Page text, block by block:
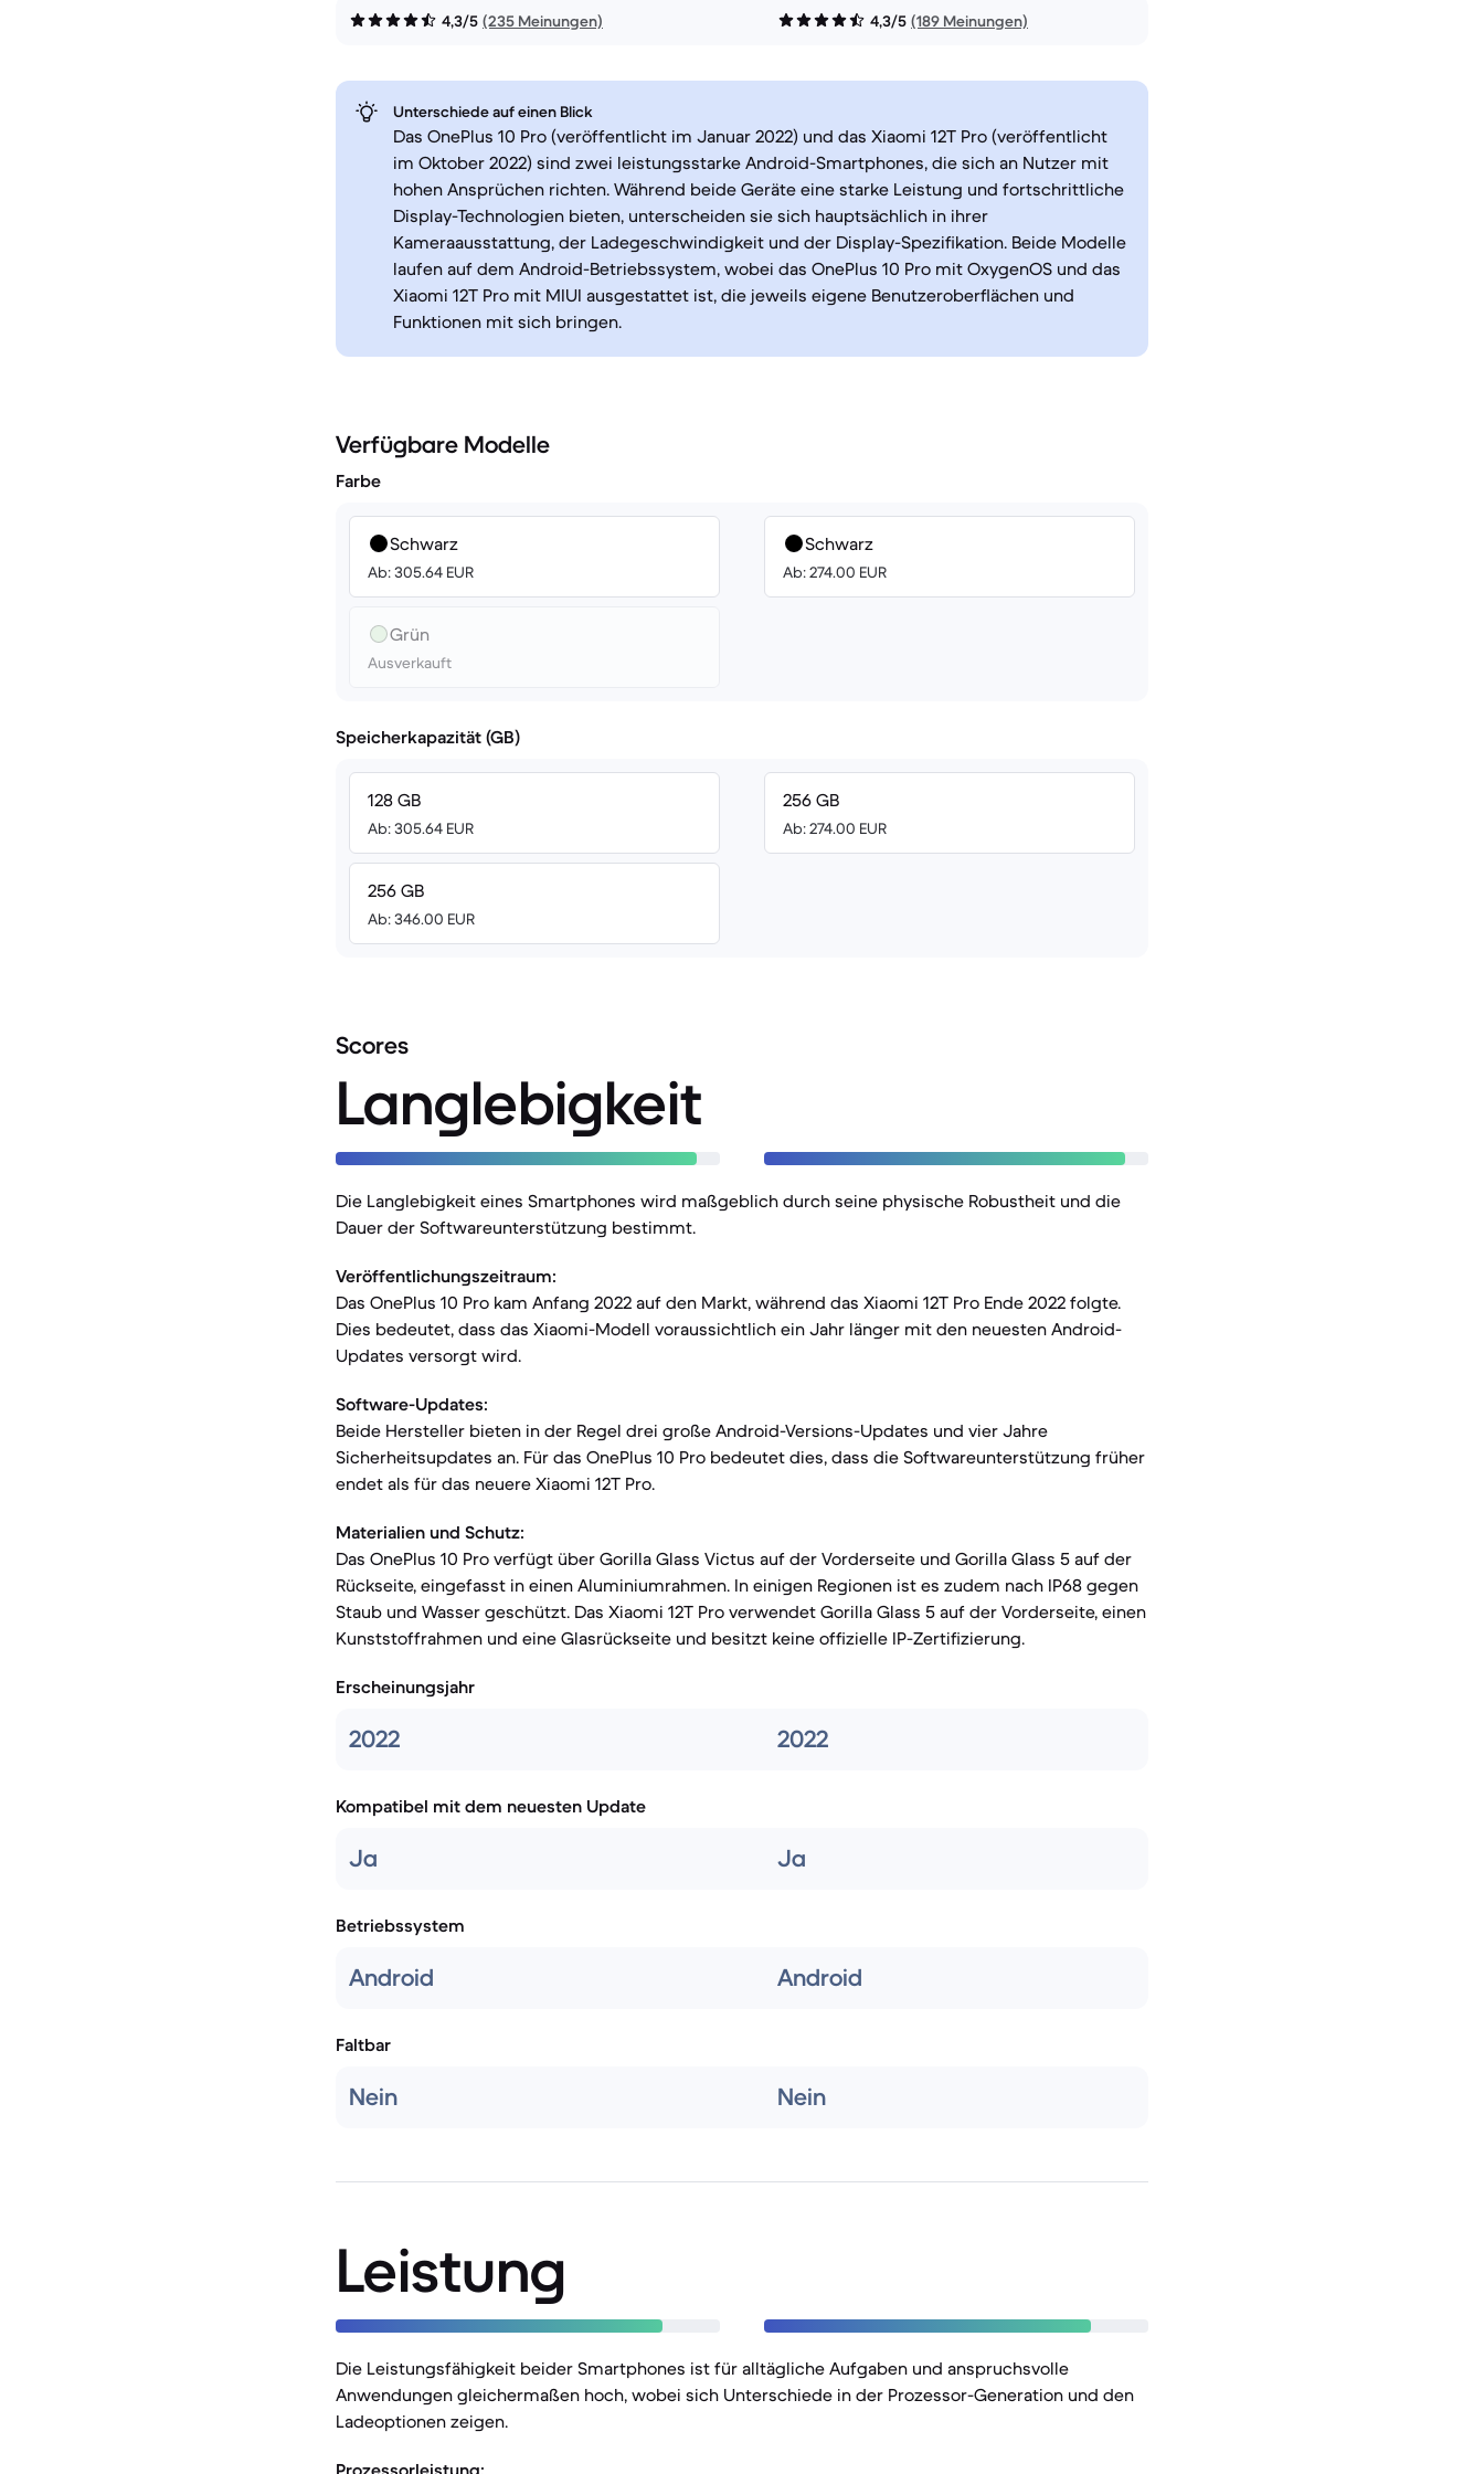
4,3/5 (235 Meinungen) 4,3/5 (189 Meinungen)
Unterschiede auf einen Blick
Das OnePlus 10 Pro (veröffentlicht im Januar 2022) und das Xiaomi 12T Pro (veröffentlicht
im Oktober 2022) sind zwei leistungsstarke Android-Smartphones, die sich an Nutzer mit
hohen Ansprüchen richten. Während beide Geräte eine starke Leistung und fortschrittliche
Display-Technologien bieten, unterscheiden sie sich hauptsächlich in ihrer
Kameraausstattung, der Ladegeschwindigkeit und der Display-Spezifikation. Beide Modelle
laufen auf dem Android-Betriebssystem, wobei das OnePlus 10 Pro mit OxygenOS und das
Xiaomi 12T Pro mit MIUI ausgestattet ist, die jeweils eigene Benutzeroberflächen und
Funktionen mit sich bringen.
Verfügbare Modelle
Farbe
Schwarz
Ab: 305.64 EUR
Grün
Ausverkauft
Schwarz
Ab: 274.00 EUR
Speicherkapazität (GB)
128 GB
Ab: 305.64 EUR
256 GB
Ab: 346.00 EUR
256 GB
Ab: 274.00 EUR
Scores
Langlebigkeit
Die Langlebigkeit eines Smartphones wird maßgeblich durch seine physische Robustheit und die
Dauer der Softwareunterstützung bestimmt.
Veröffentlichungszeitraum:
Das OnePlus 10 Pro kam Anfang 2022 auf den Markt, während das Xiaomi 12T Pro Ende 2022 folgte.
Dies bedeutet, dass das Xiaomi-Modell voraussichtlich ein Jahr länger mit den neuesten Android-
Updates versorgt wird.
Software-Updates:
Beide Hersteller bieten in der Regel drei große Android-Versions-Updates und vier Jahre
Sicherheitsupdates an. Für das OnePlus 10 Pro bedeutet dies, dass die Softwareunterstützung früher
endet als für das neuere Xiaomi 12T Pro.
Materialien und Schutz:
Das OnePlus 10 Pro verfügt über Gorilla Glass Victus auf der Vorderseite und Gorilla Glass 5 auf der
Rückseite, eingefasst in einen Aluminiumrahmen. In einigen Regionen ist es zudem nach IP68 gegen
Staub und Wasser geschützt. Das Xiaomi 12T Pro verwendet Gorilla Glass 5 auf der Vorderseite, einen
Kunststoffrahmen und eine Glasrückseite und besitzt keine offizielle IP-Zertifizierung.
Erscheinungsjahr
2022 2022
Kompatibel mit dem neuesten Update
Ja Ja
Betriebssystem
Android Android
Faltbar
Nein Nein
Leistung
Die Leistungsfähigkeit beider Smartphones ist für alltägliche Aufgaben und anspruchsvolle
Anwendungen gleichermaßen hoch, wobei sich Unterschiede in der Prozessor-Generation und den
Ladeoptionen zeigen.
Prozessorleistung: